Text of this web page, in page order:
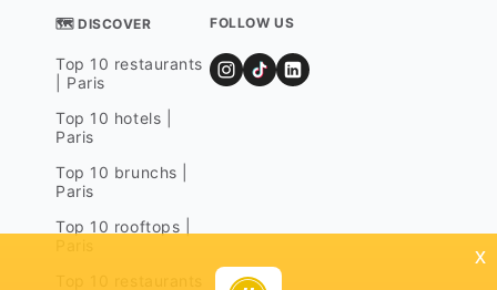
🗺 DISCOVER
Top 10 restaurants
| Paris
Top 10 hotels |
Paris
Top 10 brunchs |
Paris
Top 10 rooftops |
FOLLOW US
x